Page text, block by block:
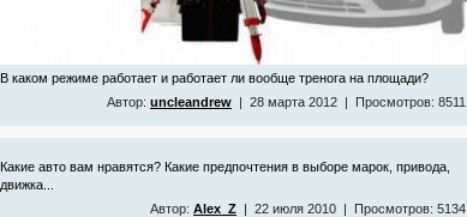
В каком режиме работает и работает ли вообще тренога на площади?
Автор: uncleandrew| 28 марта 2012 | Просмотров: 8511
Какие авто вам нравятся? Какие предпочтения в выборе марок, привода,
движка...
Автор: Alex_Z| 22 июля 2010 | Просмотров: 5134